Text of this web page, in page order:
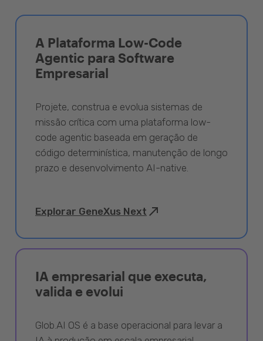
A Plataforma Low-Code
Agentic para Software
Empresarial
Projete, construa e evolua sistemas de
missão crítica com uma plataforma low-
code agentic baseada em geração de
código determinística, manutenção de longo
prazo e desenvolvimento AI-native.
Explorar GeneXus Next
IA empresarial que executa,
valida e evolui
Glob.AI OS é a base operacional para levar a